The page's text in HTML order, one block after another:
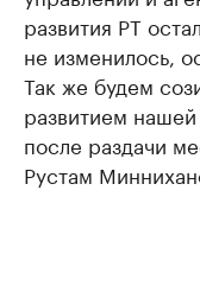
развития РТ
не изменилось,
Так же будем
развитием
после раздачи
Рустам